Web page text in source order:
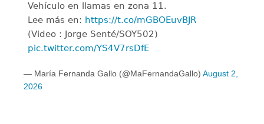
Vehículo en llamas en zona 11.
Lee más en: https://t.co/mGBOEuvBJR
(Video : Jorge Senté/SOY502)
pic.twitter.com/YS4V7rsDfE
— María Fernanda Gallo (@MaFernandaGallo) August 2,
2026